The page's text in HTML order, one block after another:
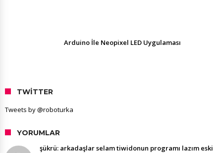
Arduino İle Neopixel LED Uygulaması
TWITTER
Tweets by @roboturka
YORUMLAR
şükrü: arkadaşlar selam tiwidonun programı lazım eski